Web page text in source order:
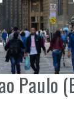
Paulo